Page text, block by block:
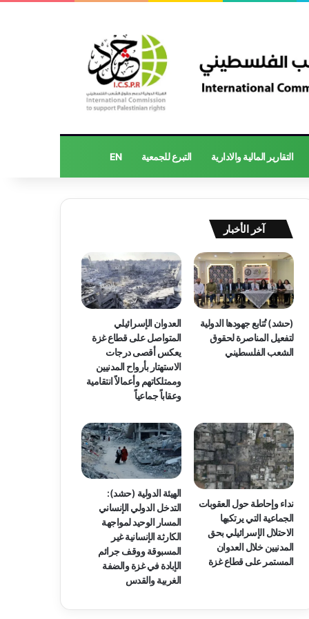
التقارير المالية والادارية التبرع للجمعية EN
آخر الأخبار
(حشد) تُتابع جهودها الدولية
لتفعيل المناصرة لحقوق
الشعب الفلسطيني
العدوان الإسرائيلي
المتواصل على قطاع غزة
يعكس أقصى درجات
الاستهتار بأرواح المدنيين
وممتلكاتهم وأعمالاً انتقامية
وعقاباً جماعياً
نداء وإحاطة حول العقوبات
الجماعية التي يرتكبها
الاحتلال الإسرائيلي بحق
المدنيين خلال العدوان
المستمر على قطاع غزة
الهيئة الدولية (حشد):
التدخل الدولي الإنساني
المسار الوحيد لمواجهة
الكارثة الإنسانية غير
المسبوقة ووقف جرائم
الإبادة في غزة والضفة
الغربية والقدس